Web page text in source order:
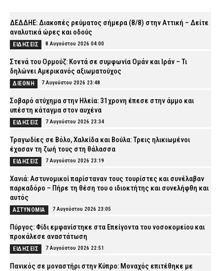
ΔΕΔΔΗΕ: Διακοπές ρεύματος σήμερα (8/8) στην Αττική – Δείτε
αναλυτικά ώρες και οδούς
ΕΙΔΗΣΕΙΣ 8 Αυγούστου 2026 04:00
Στενά του Ορμούζ: Κοντά σε συμφωνία Ομάν και Ιράν – Τι
δηλώνει Αμερικανός αξιωματούχος
ΔΙΕΘΝΗ 7 Αυγούστου 2026 23:48
Σοβαρό ατύχημα στην Ηλεία: 31χρονη έπεσε στην άμμο και
υπέστη κάταγμα στον αυχένα
ΕΙΔΗΣΕΙΣ 7 Αυγούστου 2026 23:34
Τραγωδίες σε Βόλο, Χαλκίδα και Βούλα: Τρεις ηλικιωμένοι
έχασαν τη ζωή τους στη θάλασσα
ΕΙΔΗΣΕΙΣ 7 Αυγούστου 2026 23:19
Χανιά: Αστυνομικοί παρίσταναν τους τουρίστες και συνέλαβαν
παρκαδόρο – Πήρε τη θέση του ο ιδιοκτήτης και συνελήφθη και
αυτός
ΑΣΤΥΝΟΜΙΑ 7 Αυγούστου 2026 23:05
Πύργος: Φίδι εμφανίστηκε στα Επείγοντα του νοσοκομείου και
προκάλεσε αναστάτωση
ΕΙΔΗΣΕΙΣ 7 Αυγούστου 2026 22:51
Πανικός σε μοναστήρι στην Κύπρο: Μοναχός επιτέθηκε με